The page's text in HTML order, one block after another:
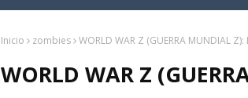
Inicio zombies WORLD WAR Z (GUERRA MUNDIAL Z):
WORLD WAR Z